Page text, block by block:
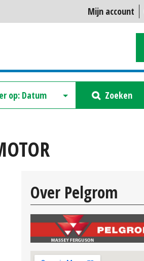
Mijn account
Zoeken
Over Pelgrom